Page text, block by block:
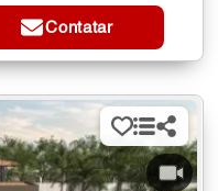
Contatar